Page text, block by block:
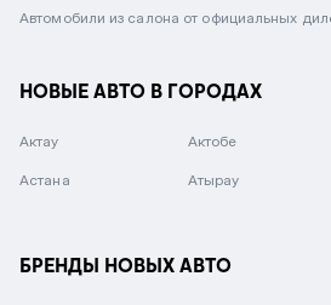
Автомобили из салона от официальных
НОВЫЕ АВТО В ГОРОДАХ
Актау Актобе
Астана Атырау
БРЕНДЫ НОВЫХ АВТО